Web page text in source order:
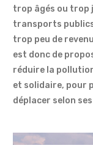
trop âgés ou trop
transports
trop peu de
est donc de
réduire la
et solidaire, pour
déplacer selon